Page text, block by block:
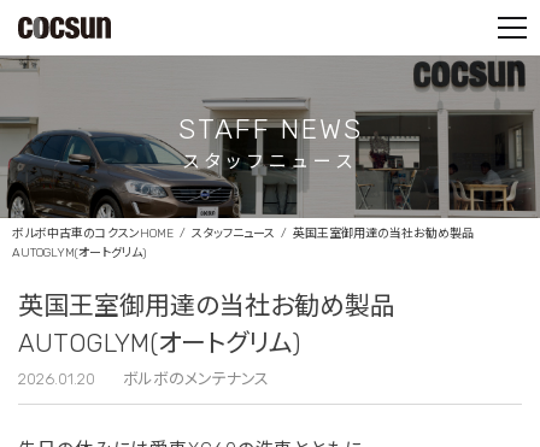
STAFF NEWS
スタッフニュース
ボルボ中古車のコクスンHOME スタッフニュース
英国王室御用達の当社お勧め製品
AUTOGLYM(オートグリム)
英国王室御用達の当社お勧め製品
AUTOGLYM(オートグリム)
2026.01.20 ボルボのメンテナンス